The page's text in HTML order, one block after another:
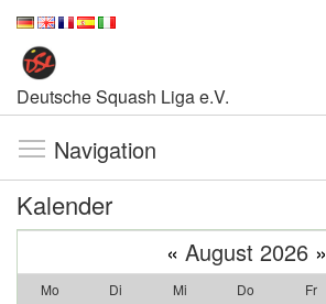
Deutsche Squash Liga e.V.
Navigation
Kalender
« August 2026 »
Mo Di Mi Do Fr